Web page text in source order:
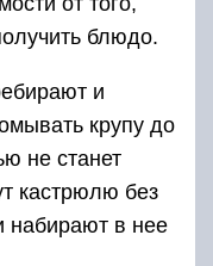
блюдо.
и
крупу до
не станет
кастрюлю без
набирают в нее